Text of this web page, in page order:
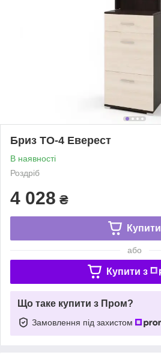
Бриз ТО-4 Еверест
В наявності
Роздріб
4 028 ₴
Купити
або
Купити з
Що таке купити з Пром?
Замовлення під захистом